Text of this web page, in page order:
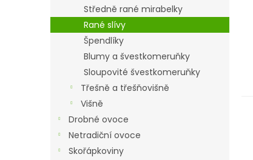
Středně rané mirabelky
Rané slívy
Špendlíky
Blumy a švestkomeruňky
Sloupovité švestkomeruňky
Třešně a třešňovišně
Višně
Drobné ovoce
Netradiční ovoce
Skořápkoviny